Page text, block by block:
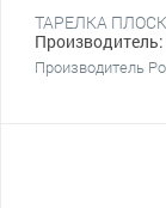
ТАРЕЛКА
Производитель:
Производитель